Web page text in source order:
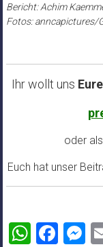
Bericht: Achim
Fotos: anncapictures/
Ihr wollt uns
oder als
Euch hat unser